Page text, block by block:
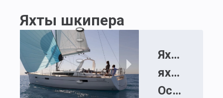
Яхты шкипера
Яхта
яхта
Oceanis